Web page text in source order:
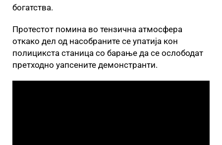
богатства.
Протестот помина во тензична атмосфера
откако дел од насобраните се упатија кон
полицикста станица со барање да се ослободат
претходно уапсените демонстранти.